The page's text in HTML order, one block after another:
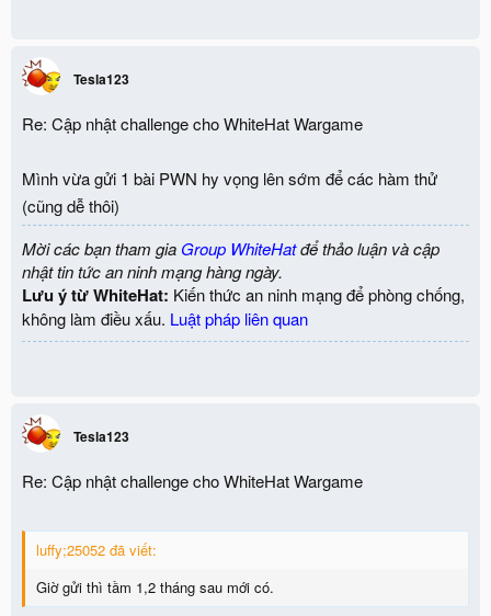
Tesla123
Re: Cập nhật challenge cho WhiteHat Wargame
Mình vừa gửi 1 bài PWN hy vọng lên sớm để các hàm thử
(cũng dễ thôi)
Mời các bạn tham gia Group WhiteHatđể thảo luận và cập
nhật tin tức an ninh mạng hàng ngày.
Lưu ý từ WhiteHat: Kiến thức an ninh mạng để phòng chống,
không làm điều xấu. Luật pháp liên quan
Tesla123
Re: Cập nhật challenge cho WhiteHat Wargame
luffy;25052 đã viết:
Giờ gửi thì tầm 1,2 tháng sau mới có.